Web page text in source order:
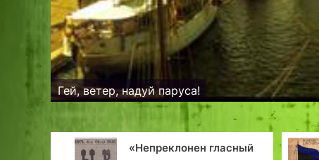
Гей, ветер, надуй паруса!
«Непреклонен гласный